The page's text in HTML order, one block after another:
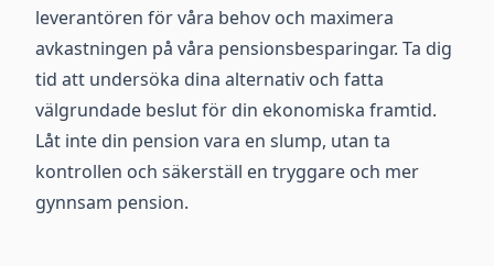
leverantören för våra behov och maximera
avkastningen på våra pensionsbesparingar. Ta dig
tid att undersöka dina alternativ och fatta
välgrundade beslut för din ekonomiska framtid.
Låt inte din pension vara en slump, utan ta
kontrollen och säkerställ en tryggare och mer
gynnsam pension.